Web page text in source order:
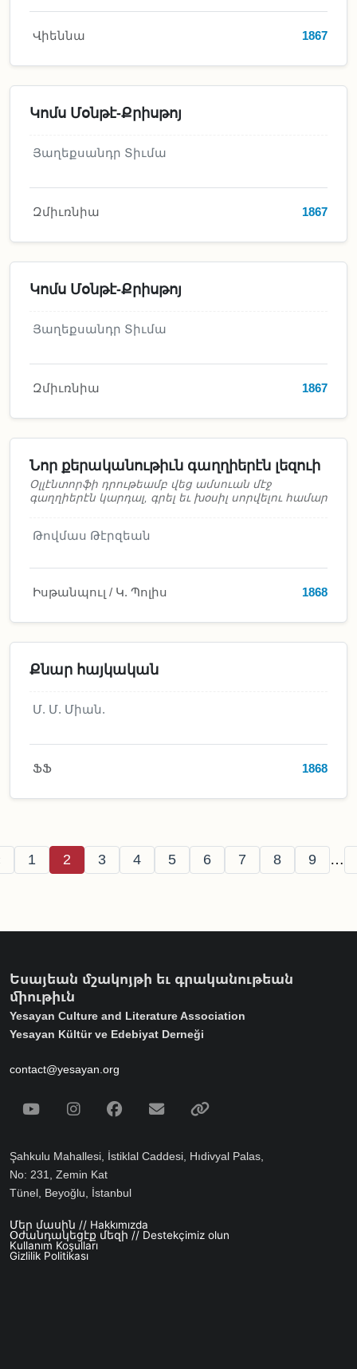
Վիեննա 1867
Կոմս Մօնթէ-Քրիսթոյ
Յաղեքսանդր Տիւմա
Զմիւռնիա 1867
Կոմս Մօնթէ-Քրիսթոյ
Յաղեքսանդր Տիւմա
Զմիւռնիա 1867
Նոր քերականութիւն գաղղիերէն լեզուի
Օլլէնտորֆի դրութեամբ վեց ամսուան մէջ
գաղղիերէն կարդալ, գրել եւ խօսիլ սորվելու համար
Թովմաս Թէրզեան
Իսթանպուլ / Կ. Պոլիս 1868
Քնար հայկական
Մ. Մ. Միան.
ՖՖ 1868
Pagination
page
Page
1 Page
2 Page
3 Page
4 Page
5 Page
6 Page
7 Page
8 Page
9 …
Եսայեան մշակոյթի եւ գրականութեան
միութիւն
Yesayan Culture and Literature Association
Yesayan Kültür ve Edebiyat Derneği
contact@yesayan.org
Social Media
YoutubeInstagramFacebook
Email
Şahkulu Mahallesi, İstiklal Caddesi, Hıdivyal Palas,
No: 231, Zemin Kat
Tünel, Beyoğlu, İstanbul
Footer menu
Մեր մասին // Hakkımızda
Օժանդակեցէք մեզի // Destekçimiz olun
Kullanım Koşulları
Gizlilik Politikası